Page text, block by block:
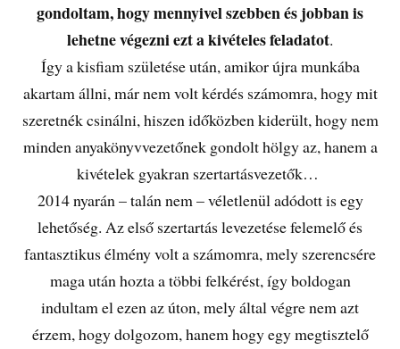
gondoltam, hogy mennyivel szebben és jobban is
lehetne végezni ezt a kivételes feladatot.
Így a kisfiam születése után, amikor újra munkába
akartam állni, már nem volt kérdés számomra, hogy mit
szeretnék csinálni, hiszen időközben kiderült, hogy nem
minden anyakönyvvezetőnek gondolt hölgy az, hanem a
kivételek gyakran szertartásvezetők…
2014 nyarán – talán nem – véletlenül adódott is egy
lehetőség. Az első szertartás levezetése felemelő és
fantasztikus élmény volt a számomra, mely szerencsére
maga után hozta a többi felkérést, így boldogan
indultam el ezen az úton, mely által végre nem azt
érzem, hogy dolgozom, hanem hogy egy megtisztelő